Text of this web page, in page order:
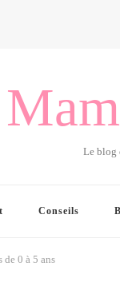
Le blog
Conseils
de 0 à 5 ans